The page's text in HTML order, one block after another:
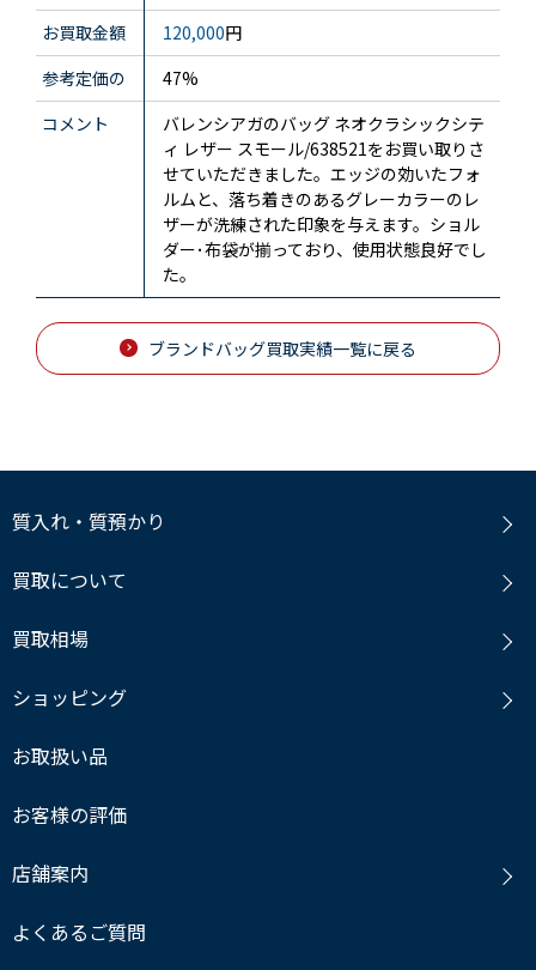
お買取金額
120,000円
参考定価の
47%
コメント
バレンシアガのバッグ ネオクラシックシテ
ィ レザー スモール/638521をお買い取りさ
せていただきました。エッジの効いたフォ
ルムと、落ち着きのあるグレーカラーのレ
ザーが洗練された印象を与えます。ショル
ダー･布袋が揃っており、使用状態良好でし
た。
ブランドバッグ買取実績一覧に戻る
質入れ・質預かり
買取について
買取相場
ショッピング
お取扱い品
お客様の評価
店舗案内
よくあるご質問